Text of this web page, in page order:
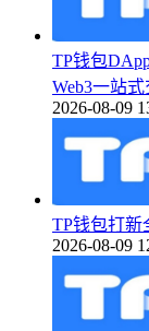
TP钱包
Web3一站
2026-08-09
TP钱包打新
2026-08-09